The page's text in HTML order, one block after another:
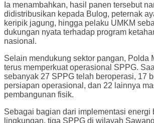
Ia menambahkan, hasil panen tersebut
didistribusikan kepada Bulog, peternak
keripik jagung, hingga pelaku UMKM
dukungan nyata terhadap program
nasional.
Selain mendukung sektor pangan, Polda
terus memperkuat operasional SPPG.
sebanyak 27 SPPG telah beroperasi, 17
persiapan operasional, dan 22 lainnya
pembangunan fisik.
Sebagai bagian dari implementasi energi
lingkungan, tiga SPPG di wilayah